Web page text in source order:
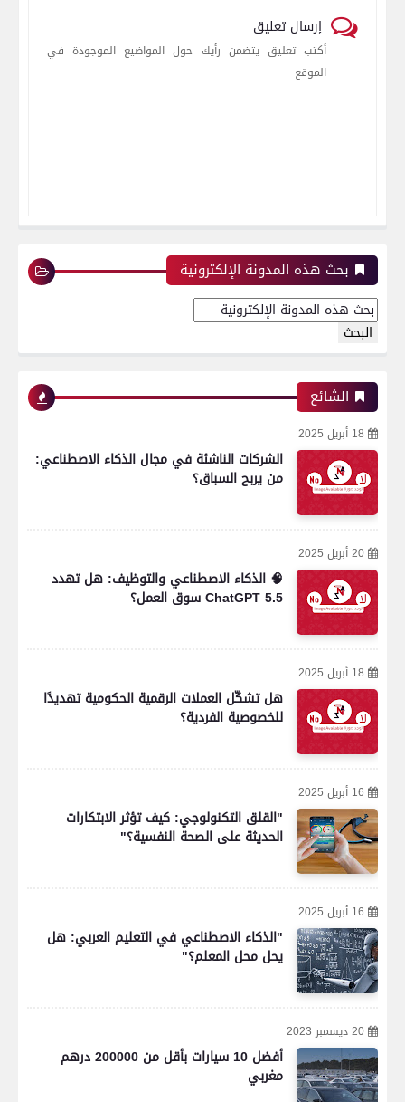
إرسال تعليق
أكتب تعليق يتضمن رأيك حول المواضيع الموجودة في
الموقع
بحث هذه المدونة الإلكترونية
الشائع
18 أبريل 2025
الشركات الناشئة في مجال الذكاء الاصطناعي:
من يربح السباق؟
20 أبريل 2025
🧠 الذكاء الاصطناعي والتوظيف: هل تهدد
ChatGPT 5.5 سوق العمل؟
18 أبريل 2025
هل تشكّل العملات الرقمية الحكومية تهديدًا
للخصوصية الفردية؟
16 أبريل 2025
"القلق التكنولوجي: كيف تؤثر الابتكارات
الحديثة على الصحة النفسية؟"
16 أبريل 2025
"الذكاء الاصطناعي في التعليم العربي: هل
يحل محل المعلم؟"
20 ديسمبر 2023
أفضل 10 سيارات بأقل من 200000 درهم
مغربي